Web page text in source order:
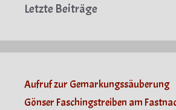
Letzte Beiträge
Aufruf zur Gemarkungssäuberung
Gönser Faschingstreiben am